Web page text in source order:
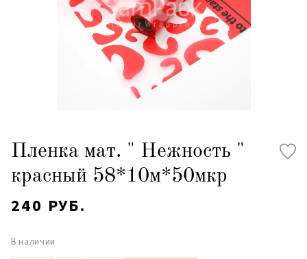
Пленка мат. " Нежность "
красный 58*10м*50мкр
240 РУБ.
В наличии